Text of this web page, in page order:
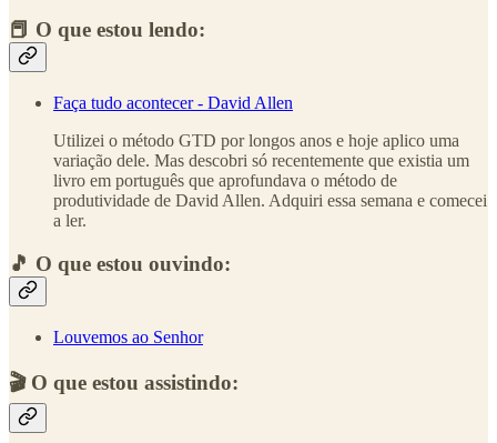
📕 O que estou lendo:
Faça tudo acontecer - David Allen
Utilizei o método GTD por longos anos e hoje aplico uma
variação dele. Mas descobri só recentemente que existia um
livro em português que aprofundava o método de
produtividade de David Allen. Adquiri essa semana e comecei
a ler.
🎵 O que estou ouvindo:
Louvemos ao Senhor
🎬 O que estou assistindo: